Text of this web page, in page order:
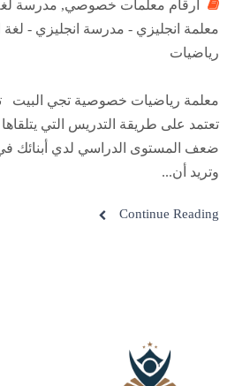
أرقام معلمات خصوصي, مدرسة
معلمة انجليزي - مدرسة انجليزي - لغة
رياضيات
معلمة رياضيات خصوصية تجي البيت
تعتمد على طريقة التدريس التي
ضعف المستوى الدراسي لدي أبنائك
وتريد أن...
Continue Reading